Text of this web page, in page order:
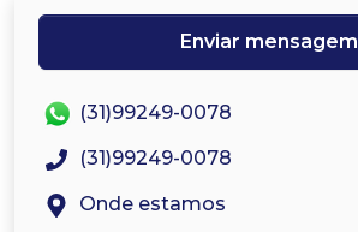
Enviar mensagem
(31)99249-0078
(31)99249-0078
Onde estamos